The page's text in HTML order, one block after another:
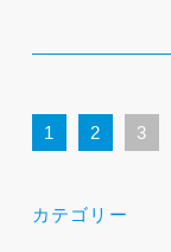
カテゴリー
1 2 3